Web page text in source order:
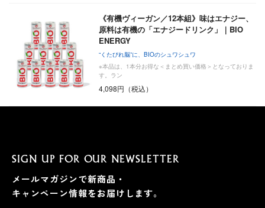
《有機ヴィーガン／12本組》味はエナジー、
原料は有機の「エナジードリンク」｜BIO
ENERGY
“くたびれ脳”に、BIOのシュワシュワ
※本品は、1本分お得な＜まとめ買い価格＞となっておりま
す。ラン
4,098円（税込）
SIGN UP FOR OUR NEWSLETTER
メールマガジンで新商品・
キャンペーン情報をお届けします。